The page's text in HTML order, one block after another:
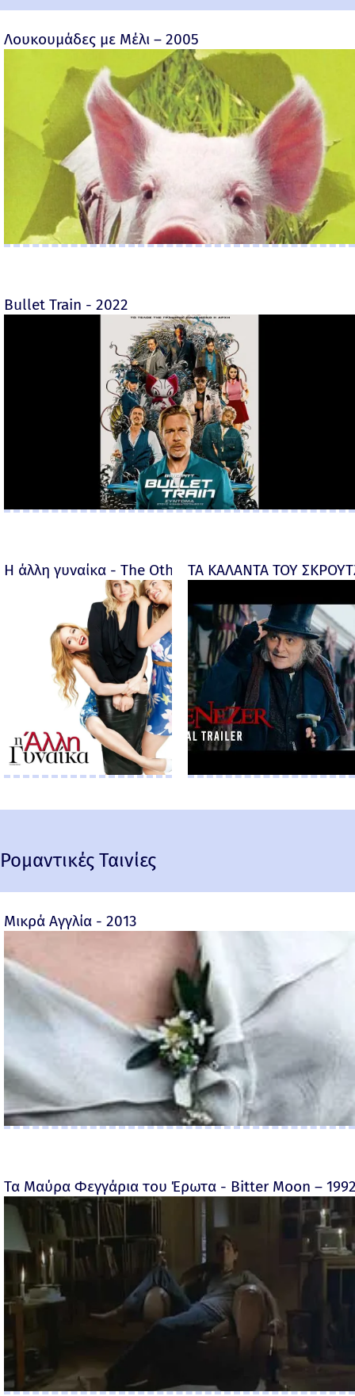
Λουκουμάδες με Μέλι – 2005
Bullet Train - 2022
Η άλλη γυναίκα - The Other Woman – 2014
ΤΑ ΚΑΛΑΝΤΑ ΤΟΥ
Ρομαντικές Ταινίες
Μικρά Αγγλία - 2013
Τα Μαύρα Φεγγάρια του Έρωτα - Bitter Moon –